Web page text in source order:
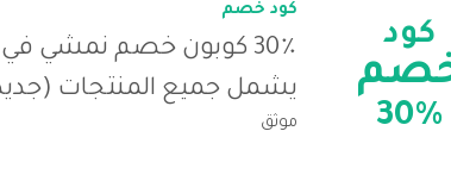
كود
30%
كود خصم
30٪ كوبون خصم نمشي في
يشمل جميع المنتجات (جديد
موثق